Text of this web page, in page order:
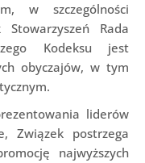
w szczególności
Rada
Kodeksu jest
obyczajów, w tym
liderów
Związek postrzega
najwyższych